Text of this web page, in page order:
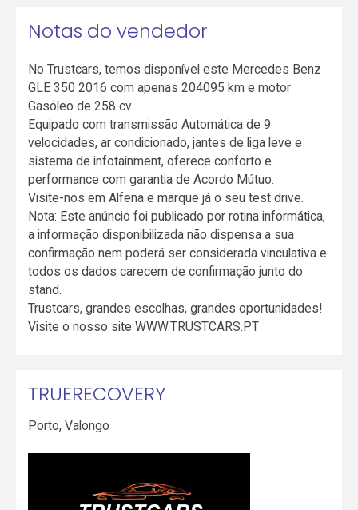
Notas do vendedor
No Trustcars, temos disponível este Mercedes Benz
GLE 350 2016 com apenas 204095 km e motor
Gasóleo de 258 cv.
Equipado com transmissão Automática de 9
velocidades, ar condicionado, jantes de liga leve e
sistema de infotainment, oferece conforto e
performance com garantia de Acordo Mútuo.
Visite-nos em Alfena e marque já o seu test drive.
Nota: Este anúncio foi publicado por rotina informática,
a informação disponibilizada não dispensa a sua
confirmação nem poderá ser considerada vinculativa e
todos os dados carecem de confirmação junto do
stand.
Trustcars, grandes escolhas, grandes oportunidades!
Visite o nosso site WWW.TRUSTCARS.PT
TRUERECOVERY
Porto,Valongo